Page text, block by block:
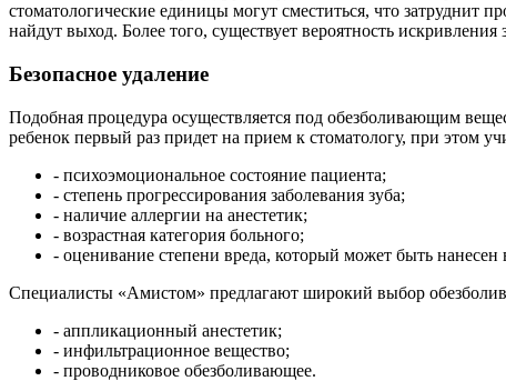
стоматологические единицы могут сместиться, что затруднит
найдут выход. Более того, существует вероятность
Безопасное удаление
Подобная процедура осуществляется под обезболивающим
ребенок первый раз придет на прием к стоматологу, при этом
- психоэмоциональное состояние пациента;
- степень прогрессирования заболевания зуба;
- наличие аллергии на анестетик;
- возрастная категория больного;
- оценивание степени вреда, который может быть нанесен
Специалисты «Амистом» предлагают широкий выбор
- аппликационный анестетик;
- инфильтрационное вещество;
- проводниковое обезболивающее.